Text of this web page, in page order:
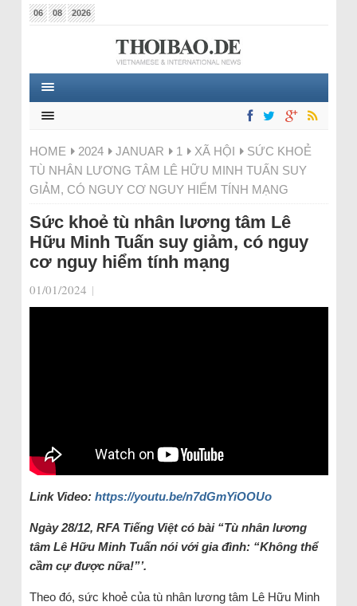
06 08 2026
HOME 2024 JANUAR 1 XÃ HỘI
SỨC KHOẺ
TÙ NHÂN LƯƠNG TÂM LÊ HỮU MINH TUẤN SUY
GIẢM, CÓ NGUY CƠ NGUY HIỂM TÍNH MẠNG
Sức khoẻ tù nhân lương tâm Lê
Hữu Minh Tuấn suy giảm, có nguy
cơ nguy hiểm tính mạng
01/01/2024 |
Link Video: https://youtu.be/n7dGmYiOOUo
Ngày 28/12, RFA Tiếng Việt có bài “Tù nhân lương
tâm Lê Hữu Minh Tuấn nói với gia đình: “Không thể
cầm cự được nữa!”’.
Theo đó, sức khoẻ của tù nhân lương tâm Lê Hữu Minh